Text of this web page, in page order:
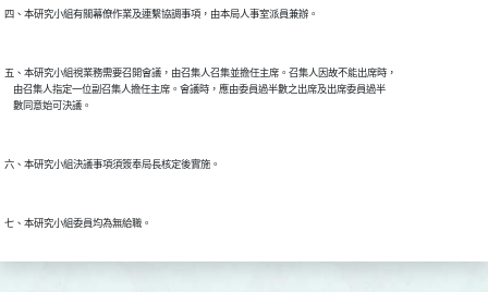
五、本研究小組視業務需要召開會議，由召集人召集並擔任主席。召集人因故不能出席時，
    由召集人指定一位副召集人擔任主席。會議時，應由委員過半數之出席及出席委員過半